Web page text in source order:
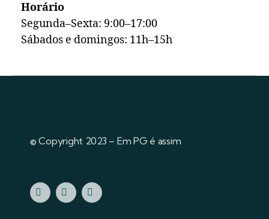
Horário
Segunda–Sexta: 9:00–17:00
Sábados e domingos: 11h–15h
© Copyright 2023 – Em PG é assim